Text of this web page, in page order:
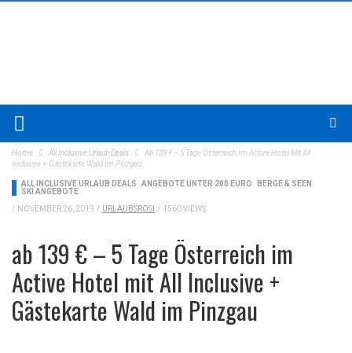
Home All Inclusive Urlaub Deals
Ab 139 € – 5 Tage Österreich Im Active Hotel Mit All
Inclusive + Gästekarte Wald Im Pinzgau
ALL INCLUSIVE URLAUB DEALS ANGEBOTE UNTER 200 EURO
BERGE & SEEN
SKI ANGEBOTE
/ NOVEMBER 26, 2019 / URLAUBSROSI / 1560 VIEWS
ab 139 € – 5 Tage Österreich im
Active Hotel mit All Inclusive +
Gästekarte Wald im Pinzgau